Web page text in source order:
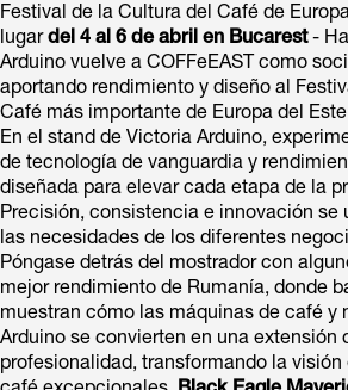
Festival de la Cultura del Café de
lugardel 4 al 6 de abril en Bucarest-
Arduino vuelve a COFFeEAST como
aportando rendimiento y diseño al
Café más importante de Europa del
En el stand de Victoria Arduino,
de tecnología de vanguardia y
diseñada para elevar cada etapa de la
Precisión, consistencia e innovación se
las necesidades de los diferentes
Póngase detrás del mostrador con
mejor rendimiento de Rumanía, donde
muestran cómo las máquinas de café y
Arduino se convierten en una extensión
profesionalidad, transformando la